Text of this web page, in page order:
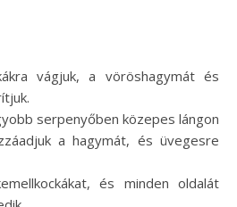
vágjuk, a vöröshagymát és
serpenyőben közepes lángon
a hagymát, és üvegesre
és minden oldalát